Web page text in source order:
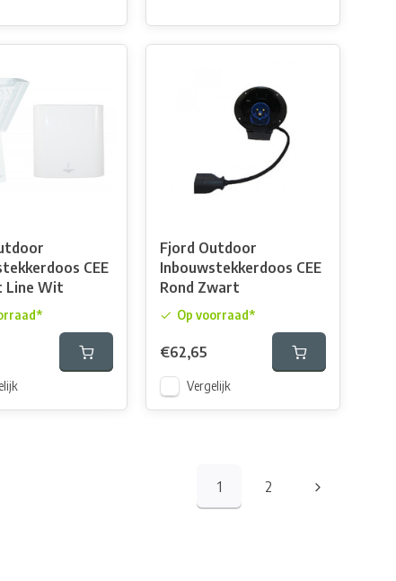
CEE
Line Wit
Fjord Outdoor
Inbouwstekkerdoos CEE
Rond Zwart
Op voorraad*
€62,65
Vergelijk
1 2